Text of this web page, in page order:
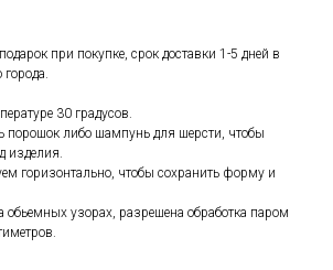
при покупке, срок доставки 1-5 дней в
30 градусов.
порошок либо шампунь для шерсти, чтобы
изделия.
горизонтально, чтобы сохранить форму и
обьемных узорах, разрешена обработка паром